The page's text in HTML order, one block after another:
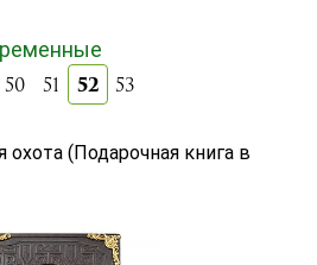
50 51 52 53
(Подарочная книга в